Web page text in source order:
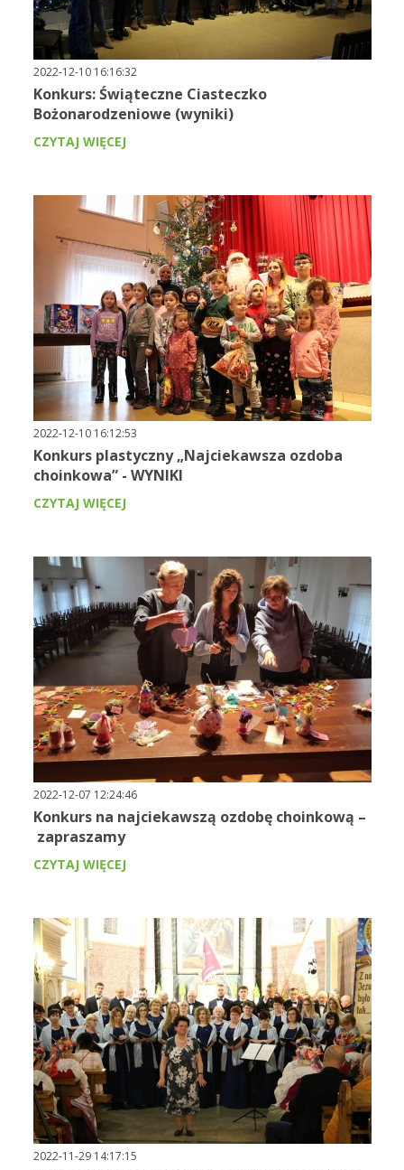
2022-12-10 16:16:32
Konkurs: Świąteczne Ciasteczko
Bożonarodzeniowe (wyniki)
CZYTAJ WIĘCEJ
2022-12-10 16:12:53
Konkurs plastyczny „Najciekawsza ozdoba
choinkowa” - WYNIKI
CZYTAJ WIĘCEJ
2022-12-07 12:24:46
Konkurs na najciekawszą ozdobę choinkową –
zapraszamy
CZYTAJ WIĘCEJ
2022-11-29 14:17:15